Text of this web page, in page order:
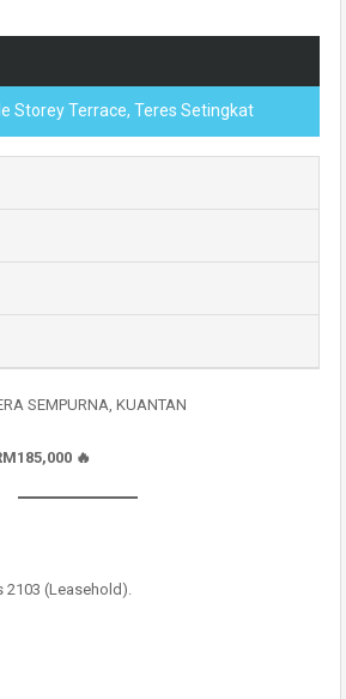
Storey Terrace, Teres Setingkat
SEMPURNA, KUANTAN
🔥
2103 (Leasehold).